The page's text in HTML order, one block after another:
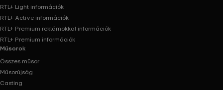
RTL+ Light információk
RTL+ Active információk
RTL+ Premium reklámokkal információk
RTL+ Premium információk
Műsorok
Összes műsor
Műsorújság
Casting